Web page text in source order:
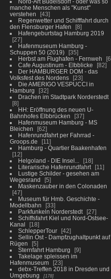
manche Menschen als "Kunst"
verstehen
43
Regenwetter und Schifffahrt durch
den Flensburger Hafen
8
Hafengeburtstag Hamburg 2019
27
Hafenmuseum Hamburg -
Schuppen 50 (2019)
35
Herbst am Flughafen - Fernweh
6
Cafe Augustinum - Elbblicke
82
Der HAMBURGER DOM - das
Volksfest des Nordens
23
Die AMERIGO VESPUCCI in
Hamburg
32
Drachen im Stadtpark Norderstedt
8
HH: Eröffnung des neuen U-
Bahnhofes Elbbrücken
37
Hafenmuseum Hamburg - MS
Bleichen
62
Hafenrundfahrt per Fahrrad -
Groops.de
11
Hamburg - Quartier Baakenhafen
12
Helgoland - DIE Insel...
18
Literarische Hafenrundfahrt
11
Lustige Schilder - gesehen am
Wegesrand
5
Maskenzauber in den Colonaden
47
Museum für Hmb. Geschichte -
Modellbahn
33
Parkfunkeln Norderstedt
27
Schiffsfahrt Kiel und Nord-Ostsee-
Kanal
18
SchlepperTour
42
Sellin Ost - Dampfzughaltpunkt auf
Rügen
5
Sternfahrt Hamburg
9
Takelage spleissen im
Hafenmuseum
23
debx-Treffen 2018 in Dresden und
Umgebung
178